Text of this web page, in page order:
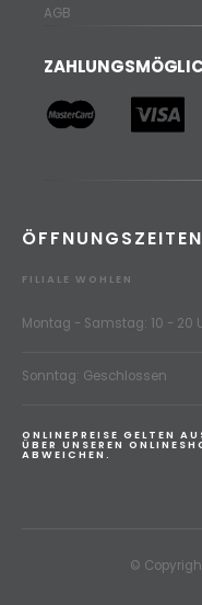
AGB
ÖFFNUNGSZEITEN
FILIALE WOHLEN
Montag - Samstag: 10 - 20
Sonntag: Geschlossen
ONLINEPREISE GELTEN
ÜBER UNSEREN
ABWEICHEN.
©